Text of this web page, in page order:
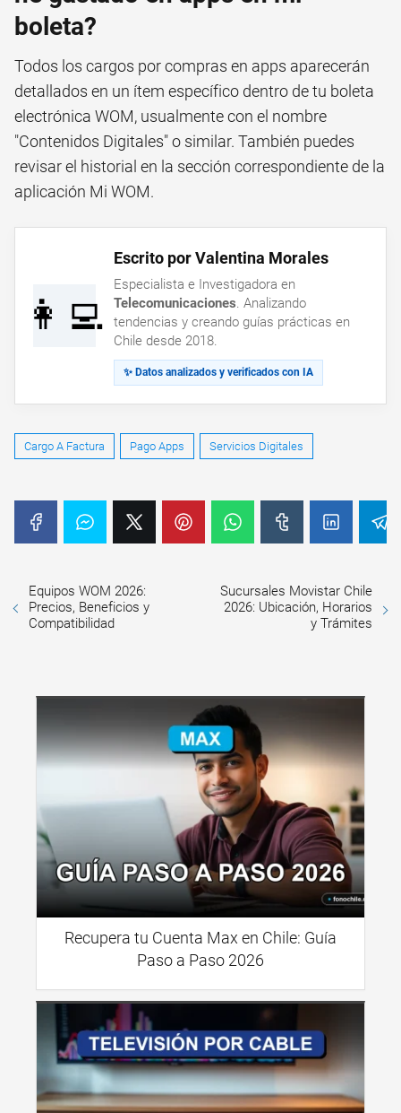
boleta?
Todos los cargos por compras en apps aparecerán
detallados en un ítem específico dentro de tu boleta
electrónica WOM, usualmente con el nombre
"Contenidos Digitales" o similar. También puedes
revisar el historial en la sección correspondiente de la
aplicación Mi WOM.
👩‍💻
Escrito por Valentina Morales
Especialista e Investigadora en
Telecomunicaciones. Analizando
tendencias y creando guías prácticas en
Chile desde 2018.
✨ Datos analizados y verificados con IA
Cargo A Factura Pago Apps Servicios Digitales
Equipos WOM 2026:
Precios, Beneficios y
Compatibilidad
Sucursales Movistar Chile
2026: Ubicación, Horarios
y Trámites
Recupera tu Cuenta Max en Chile: Guía
Paso a Paso 2026